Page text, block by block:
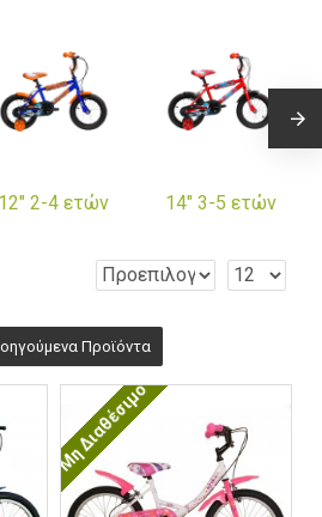
12" 2-4 ετών 14" 3-5 ετών
Προϊόντα
Μη Διαθέσιμο